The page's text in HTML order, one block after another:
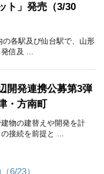
ト」発売（3/30
の各駅及び仙台駅で、山形
信及 ...
開発連携公募第3弾
・方南町
物の建替えや開発を計
接続を前提と ...
6/23）